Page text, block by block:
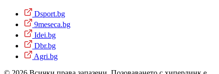
Dsport.bg
9meseca.bg
Idei.bg
Dbr.bg
Agri.bg